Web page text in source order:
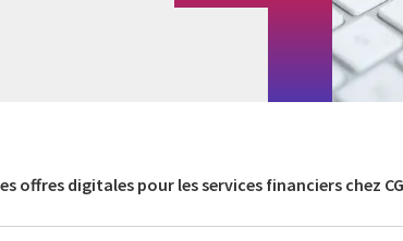
offres digitales pour les services financiers chez